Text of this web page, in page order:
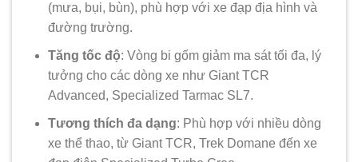
(mưa, bụi, bùn), phù hợp với xe đạp địa hình và
đường trường.
Tăng tốc độ: Vòng bi gốm giảm ma sát tối đa, lý
tưởng cho các dòng xe như Giant TCR
Advanced, Specialized Tarmac SL7.
Tương thích đa dạng: Phù hợp với nhiều dòng
xe thể thao, từ Giant TCR, Trek Domane đến xe